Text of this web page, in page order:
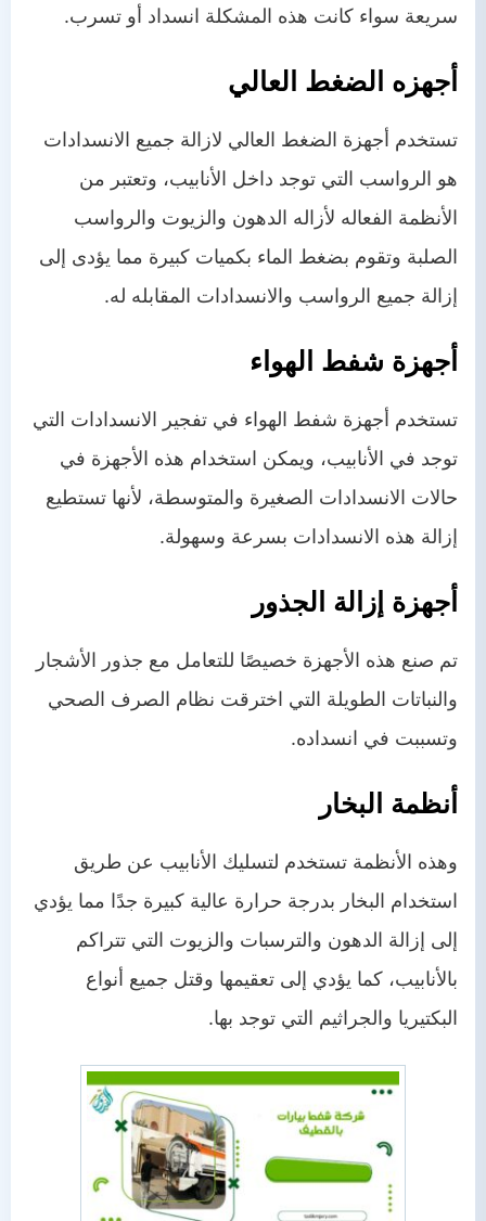
سريعة سواء كانت هذه المشكلة انسداد أو تسرب.
أجهزه الضغط العالي
تستخدم أجهزة الضغط العالي لازالة جميع الانسدادات
هو الرواسب التي توجد داخل الأنابيب، وتعتبر من
الأنظمة الفعاله لأزاله الدهون والزيوت والرواسب
الصلبة وتقوم بضغط الماء بكميات كبيرة مما يؤدى إلى
إزالة جميع الرواسب والانسدادات المقابله له.
أجهزة شفط الهواء
تستخدم أجهزة شفط الهواء في تفجير الانسدادات التي
توجد في الأنابيب، ويمكن استخدام هذه الأجهزة في
حالات الانسدادات الصغيرة والمتوسطة، لأنها تستطيع
إزالة هذه الانسدادات بسرعة وسهولة.
أجهزة إزالة الجذور
تم صنع هذه الأجهزة خصيصًا للتعامل مع جذور الأشجار
والنباتات الطويلة التي اخترقت نظام الصرف الصحي
وتسببت في انسداده.
أنظمة البخار
وهذه الأنظمة تستخدم لتسليك الأنابيب عن طريق
استخدام البخار بدرجة حرارة عالية كبيرة جدًا مما يؤدي
إلى إزالة الدهون والترسبات والزيوت التي تتراكم
بالأنابيب، كما يؤدي إلى تعقيمها وقتل جميع أنواع
البكتيريا والجراثيم التي توجد بها.